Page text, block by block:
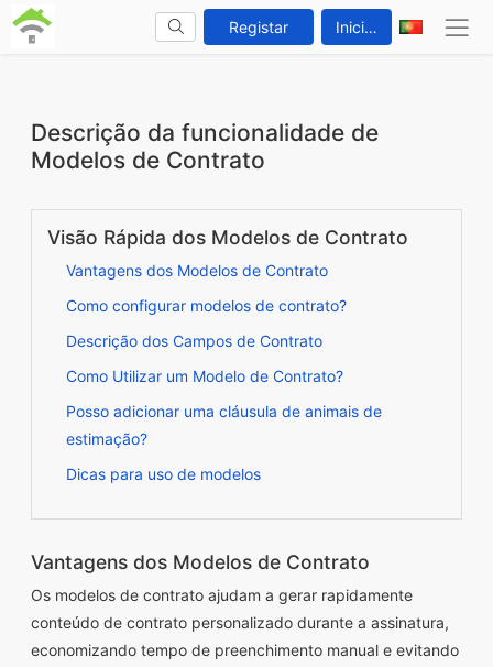
Registar Iniciar sessão
Descrição da funcionalidade de
Modelos de Contrato
Visão Rápida dos Modelos de Contrato
Vantagens dos Modelos de Contrato
Como configurar modelos de contrato?
Descrição dos Campos de Contrato
Como Utilizar um Modelo de Contrato?
Posso adicionar uma cláusula de animais de
estimação?
Dicas para uso de modelos
Vantagens dos Modelos de Contrato
Os modelos de contrato ajudam a gerar rapidamente
conteúdo de contrato personalizado durante a assinatura,
economizando tempo de preenchimento manual e evitando